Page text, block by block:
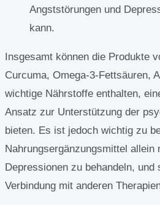
Angststörungen und
kann.
Insgesamt können die Produkte
Curcuma, Omega-3-Fettsäuren,
wichtige Nährstoffe enthalten,
Ansatz zur Unterstützung der
bieten. Es ist jedoch wichtig zu
Nahrungsergänzungsmittel allein
Depressionen zu behandeln,
Verbindung mit anderen